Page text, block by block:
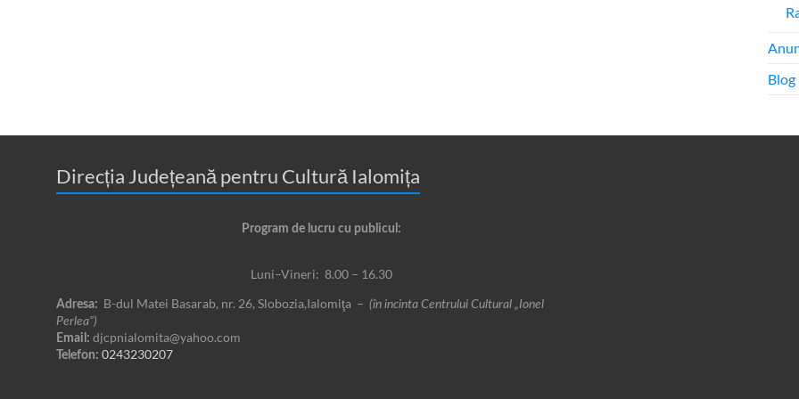
Blog
Direcția Județeană pentru Cultură Ialomița
Program de lucru cu publicul:
Luni–Vineri: 8.00 – 16.30
Adresa: B-dul Matei Basarab, nr. 26, Slobozia,Ialomiţa – (în incinta Centrului Cultural „Ionel
Perlea”)
Email: djcpnialomita@yahoo.com
Telefon: 0243230207